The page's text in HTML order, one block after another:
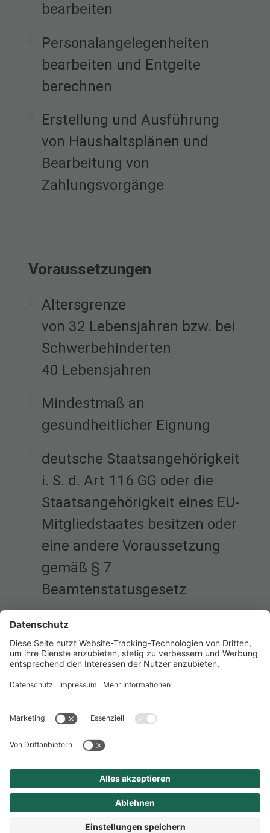
bearbeiten
Personalangelegenheiten
bearbeiten und Entgelte
berechnen
Erstellung und Ausführung
von Haushaltsplänen und
Bearbeitung von
Zahlungsvorgänge
Voraussetzungen
Altersgrenze
von 32 Lebensjahren bzw. bei
Schwerbehinderten
40 Lebensjahren
Mindestmaß an
gesundheitlicher Eignung
deutsche Staatsangehörigkeit
i. S. d. Art 116 GG oder die
Staatsangehörigkeit eines EU-
Mitgliedstaates besitzen oder
eine andere Voraussetzung
gemäß § 7
Beamtenstatusgesetz
mindestens einen
Realschulabschluss oder
einen gleichwertigen
Bildungsabschluss mit gutem
Gesamtdurchschnitt
gute Noten in Mathematik
und Deutsch
fundierte IT-Kenntnisse,
insbesondere in den MS